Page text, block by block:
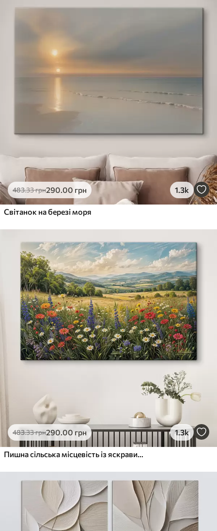
483.33грн290.00 грн 1.3k
Світанок на березі моря
483.33грн290.00 грн 1.3k
Пишна сільська місцевість із яскравим лугом диких квітів, наповненим різнокольоровими квітами під хмарним небом